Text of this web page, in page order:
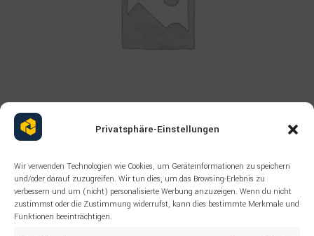
Privatsphäre-Einstellungen
Wir verwenden Technologien wie Cookies, um Geräteinformationen zu speichern
und/oder darauf zuzugreifen. Wir tun dies, um das Browsing-Erlebnis zu
verbessern und um (nicht) personalisierte Werbung anzuzeigen. Wenn du nicht
zustimmst oder die Zustimmung widerrufst, kann dies bestimmte Merkmale und
Funktionen beeinträchtigen.
Read more
EPIROC 0665923501 WIPER